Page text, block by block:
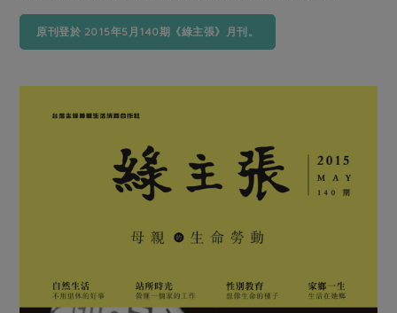
原刊登於 2015年5月140期《綠主張》月刊。